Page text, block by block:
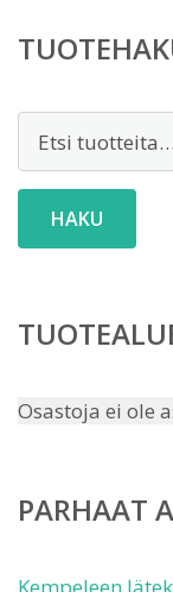
HAKU
Osastoja ei ole
PARHAAT